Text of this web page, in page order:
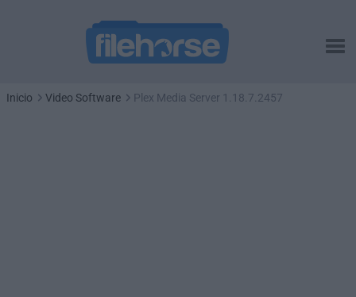
Inicio Video Software Plex Media Server 1.18.7.2457